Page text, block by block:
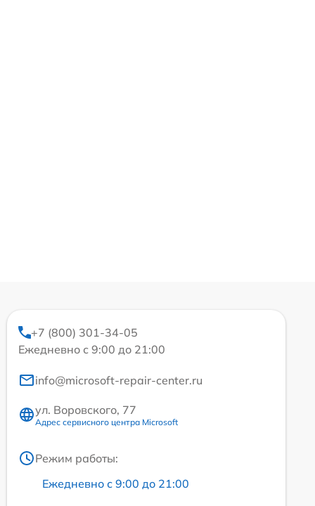
+7 (800) 301-34-05
Ежедневно с 9:00 до 21:00
info@microsoft-repair-center.ru
ул. Воровского, 77
Адрес сервисного центра Microsoft
Режим работы:
Ежедневно с 9:00 до 21:00